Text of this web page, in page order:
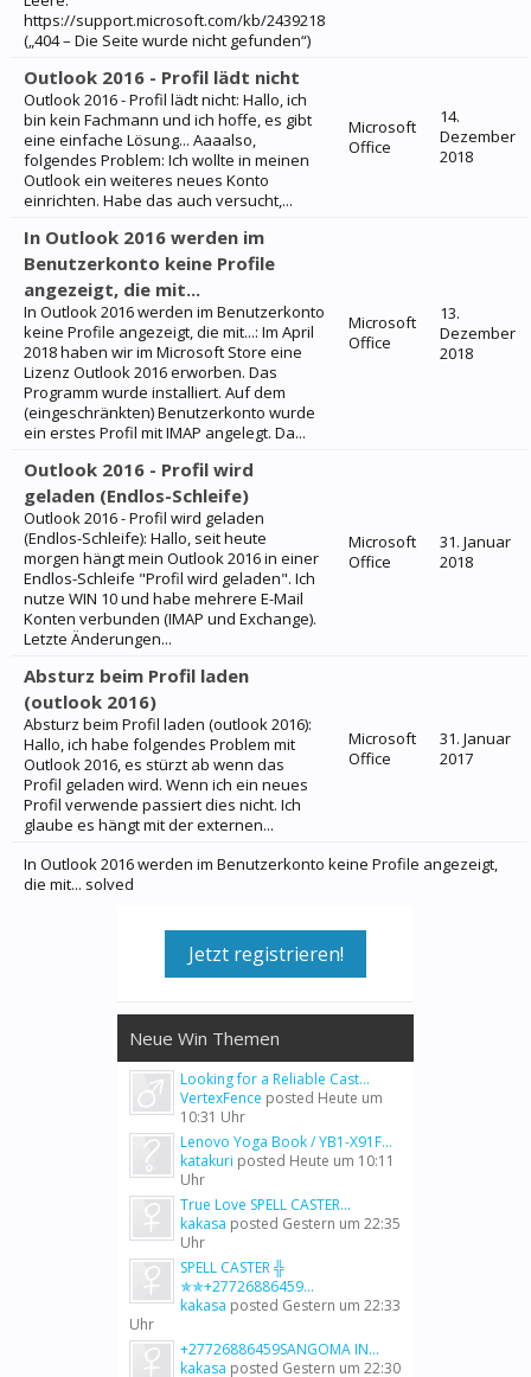
https://support.microsoft.com/kb/2439218
(„404 – Die Seite wurde nicht gefunden“)
Outlook 2016 - Profil lädt nicht
Outlook 2016 - Profil lädt nicht: Hallo, ich
bin kein Fachmann und ich hoffe, es gibt
eine einfache Lösung... Aaaalso,
folgendes Problem: Ich wollte in meinen
Outlook ein weiteres neues Konto
einrichten. Habe das auch versucht,...
Microsoft
Office
14.
Dezember
2018
In Outlook 2016 werden im
Benutzerkonto keine Profile
angezeigt, die mit...
In Outlook 2016 werden im Benutzerkonto
keine Profile angezeigt, die mit...: Im April
2018 haben wir im Microsoft Store eine
Lizenz Outlook 2016 erworben. Das
Programm wurde installiert. Auf dem
(eingeschränkten) Benutzerkonto wurde
ein erstes Profil mit IMAP angelegt. Da...
Microsoft
Office
13.
Dezember
2018
Outlook 2016 - Profil wird
geladen (Endlos-Schleife)
Outlook 2016 - Profil wird geladen
(Endlos-Schleife): Hallo, seit heute
morgen hängt mein Outlook 2016 in einer
Endlos-Schleife "Profil wird geladen". Ich
nutze WIN 10 und habe mehrere E-Mail
Konten verbunden (IMAP und Exchange).
Letzte Änderungen...
Microsoft
Office
31. Januar
2018
Absturz beim Profil laden
(outlook 2016)
Absturz beim Profil laden (outlook 2016):
Hallo, ich habe folgendes Problem mit
Outlook 2016, es stürzt ab wenn das
Profil geladen wird. Wenn ich ein neues
Profil verwende passiert dies nicht. Ich
glaube es hängt mit der externen...
Microsoft
Office
31. Januar
2017
In Outlook 2016 werden im Benutzerkonto keine Profile angezeigt,
die mit... solved
Jetzt registrieren!
Neue Win Themen
Looking for a Reliable Cast...
VertexFence posted Heute um
10:31 Uhr
Lenovo Yoga Book / YB1-X91F...
katakuri posted Heute um 10:11
Uhr
True Love SPELL CASTER...
kakasa posted Gestern um 22:35
Uhr
SPELL CASTER ╬
✯✯+27726886459...
kakasa posted Gestern um 22:33
Uhr
+27726886459SANGOMA IN...
kakasa posted Gestern um 22:30